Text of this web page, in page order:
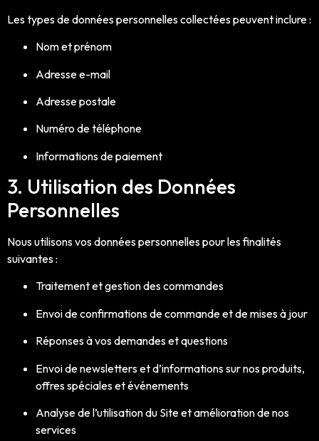
Les types de données personnelles collectées peuvent inclure :
Nom et prénom
Adresse e-mail
Adresse postale
Numéro de téléphone
Informations de paiement
3. Utilisation des Données
Personnelles
Nous utilisons vos données personnelles pour les finalités
suivantes :
Traitement et gestion des commandes
Envoi de confirmations de commande et de mises à jour
Réponses à vos demandes et questions
Envoi de newsletters et d’informations sur nos produits,
offres spéciales et événements
Analyse de l’utilisation du Site et amélioration de nos
services